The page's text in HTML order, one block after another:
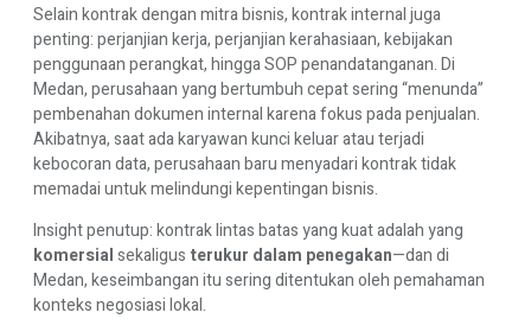
Selain kontrak dengan mitra bisnis, kontrak internal juga
penting: perjanjian kerja, perjanjian kerahasiaan, kebijakan
penggunaan perangkat, hingga SOP penandatanganan. Di
Medan, perusahaan yang bertumbuh cepat sering “menunda”
pembenahan dokumen internal karena fokus pada penjualan.
Akibatnya, saat ada karyawan kunci keluar atau terjadi
kebocoran data, perusahaan baru menyadari kontrak tidak
memadai untuk melindungi kepentingan bisnis.
Insight penutup: kontrak lintas batas yang kuat adalah yang
komersialsekaligus terukur dalam penegakan—dan di
Medan, keseimbangan itu sering ditentukan oleh pemahaman
konteks negosiasi lokal.